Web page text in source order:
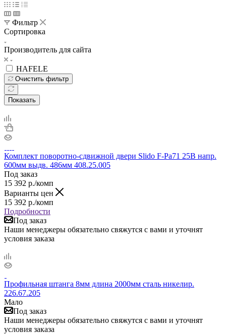
Фильтр
Сортировка
Производитель для сайта
HAFELE
Очистить фильтр
Показать
Комплект поворотно-сдвижной двери Slido F-Pa71 25B напр.
600мм выдв. 486мм 408.25.005
Под заказ
15 392 р./комп
Варианты цен
15 392 р./комп
Подробности
Под заказ
Наши менеджеры обязательно свяжутся с вами и уточнят
условия заказа
Профильная штанга 8мм длина 2000мм сталь никелир.
226.67.205
Мало
Под заказ
Наши менеджеры обязательно свяжутся с вами и уточнят
условия заказа